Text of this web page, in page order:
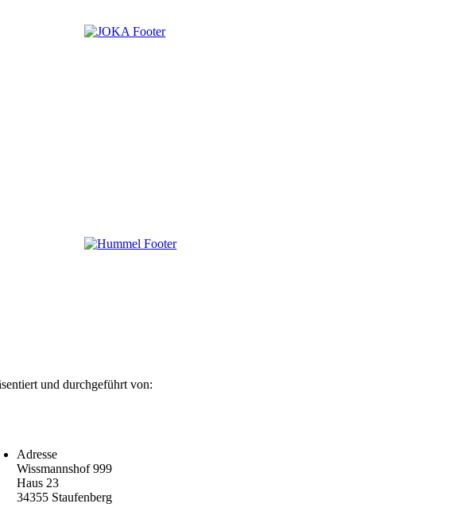
und durchgeführt von:
Adresse
Wissmannshof 999
Haus 23
34355 Staufenberg